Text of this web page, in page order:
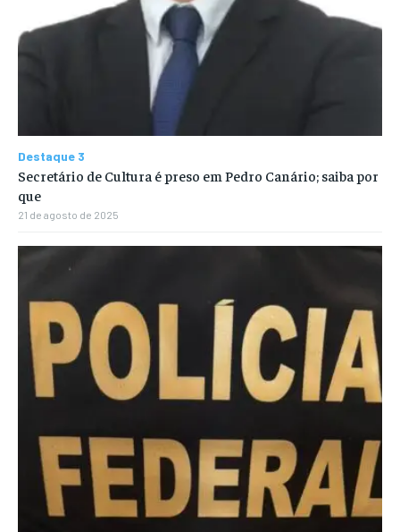
Destaque 3
Secretário de Cultura é preso em Pedro Canário; saiba por
que
21 de agosto de 2025